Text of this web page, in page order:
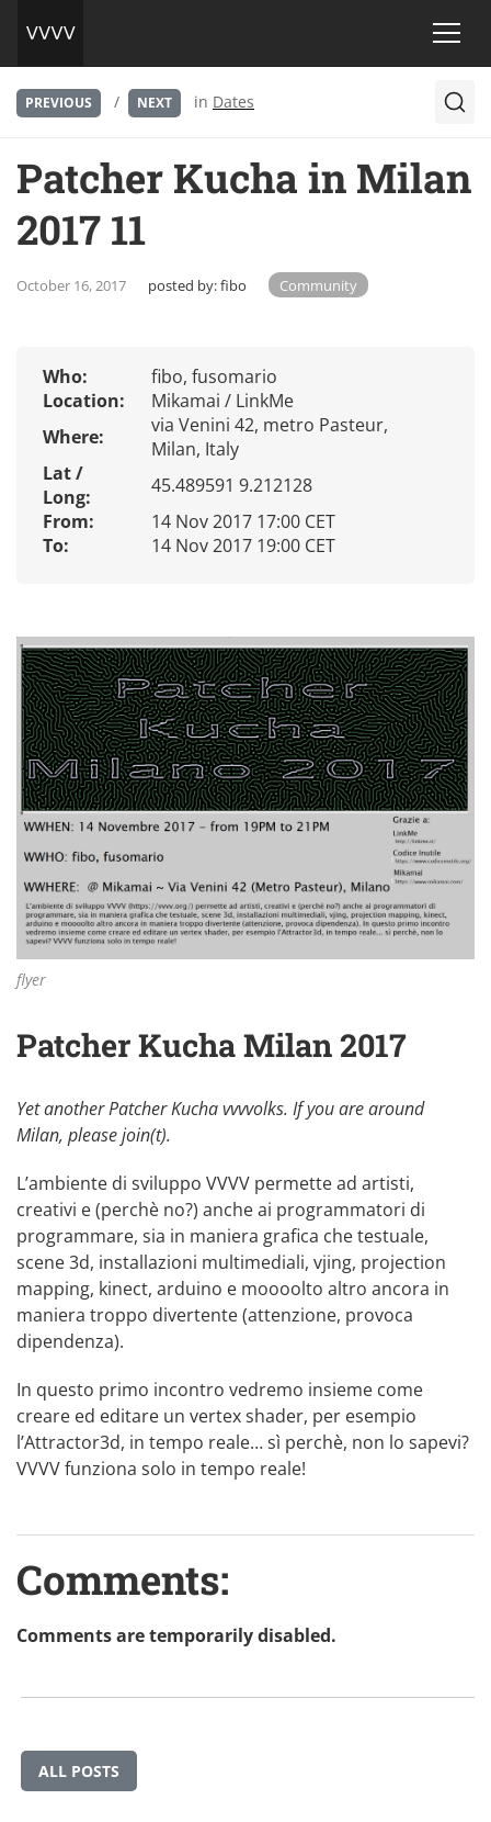
PREVIOUS / NEXT in Dates
Patcher Kucha in Milan
2017 11
October 16, 2017 posted by:fibo Community
Who:
fibo, fusomario
Location:
Mikamai / LinkMe
Where:
via Venini 42, metro Pasteur,
Milan, Italy
Lat /
Long:
45.489591 9.212128
From:
14 Nov 2017 17:00 CET
To:
14 Nov 2017 19:00 CET
flyer
Patcher Kucha Milan 2017
Yet another Patcher Kucha vvvvolks. If you are around
Milan, please join(t).
L’ambiente di sviluppo VVVV permette ad artisti,
creativi e (perchè no?) anche ai programmatori di
programmare, sia in maniera grafica che testuale,
scene 3d, installazioni multimediali, vjing, projection
mapping, kinect, arduino e moooolto altro ancora in
maniera troppo divertente (attenzione, provoca
dipendenza).
In questo primo incontro vedremo insieme come
creare ed editare un vertex shader, per esempio
l’Attractor3d, in tempo reale… sì perchè, non lo sapevi?
VVVV funziona solo in tempo reale!
Comments:
Comments are temporarily disabled.
ALL POSTS